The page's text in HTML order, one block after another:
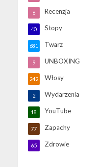
Recenzja
6
Stopy
40
Twarz
681
UNBOXING
9
Włosy
242
Wydarzenia
2
YouTube
18
Zapachy
77
Zdrowie
65